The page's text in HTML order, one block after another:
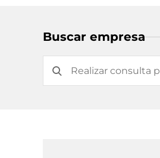
Buscar empresa